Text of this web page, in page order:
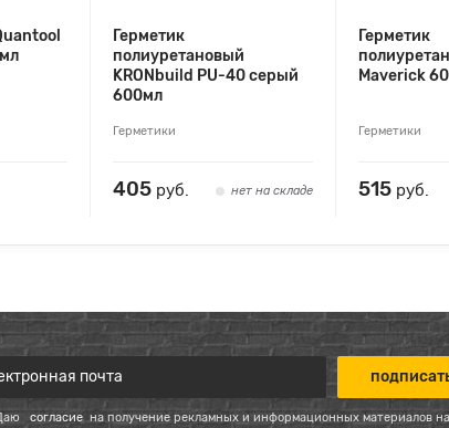
Герметик
полиуретановый
KRONbuild PU-40 серый
600мл
Герметики
405 руб. нет на складе
Герметик
Maverick
Герметики
515 руб.
согласие на получение рекламных и информационных материалов